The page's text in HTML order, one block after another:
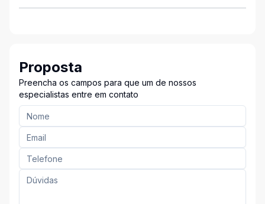
Proposta
Preencha os campos para que um de nossos
especialistas entre em contato